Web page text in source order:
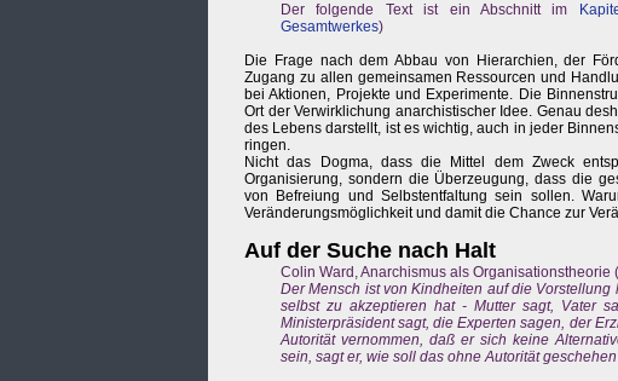
Der folgende Text ist ein Abschnitt im
Gesamtwerkes)
Die Frage nach dem Abbau von Hierarchien, der
Zugang zu allen gemeinsamen Ressourcen und
bei Aktionen, Projekte und Experimente. Die
Ort der Verwirklichung anarchistischer Idee. Genau
des Lebens darstellt, ist es wichtig, auch in jeder
ringen.
Nicht das Dogma, dass die Mittel dem Zweck
Organisierung, sondern die Überzeugung, dass die
von Befreiung und Selbstentfaltung sein sollen.
Veränderungsmöglichkeit und damit die Chance zur
Auf der Suche nach Halt
Colin Ward, Anarchismus als Organisationstheorie (
Der Mensch ist von Kindheiten auf die
selbst zu akzeptieren hat - Mutter sagt, Vater
Ministerpräsident sagt, die Experten sagen, der
Autorität vernommen, daß er sich keine
sein, sagt er, wie soll das ohne Autorität